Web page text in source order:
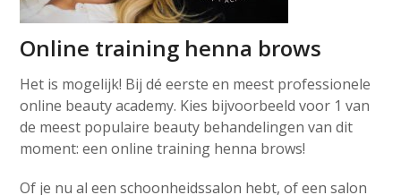
Online training henna brows
Het is mogelijk! Bij dé eerste en meest professionele
online beauty academy. Kies bijvoorbeeld voor 1 van
de meest populaire beauty behandelingen van dit
moment: een online training henna brows!
Of je nu al een schoonheidssalon hebt, of een salon